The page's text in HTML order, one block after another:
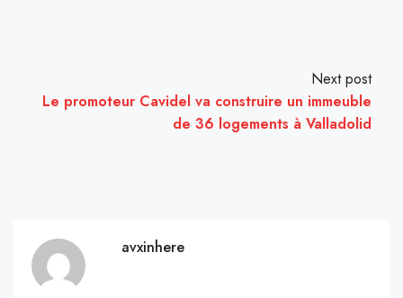
Next post
Le promoteur Cavidel va construire un immeuble
de 36 logements à Valladolid
avxinhere